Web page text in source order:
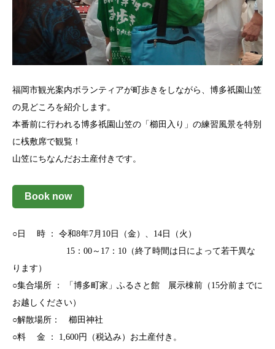
福岡市観光案内ボランティアが町歩きをしながら、博多祇園山笠
の見どころを紹介します。
本番前に行われる博多祇園山笠の「櫛田入り」の練習風景を特別
に桟敷席で観覧！
山笠にちなんだお土産付きです。
Book now
○日 時 ： 令和8年7月10日（金）、14日（火）
15：00～17：10（終了時間は日によって若干異な
ります）
○集合場所 ： 「博多町家」ふるさと館 展示棟前（15分前までに
お越しください）
○解散場所： 櫛田神社
○料 金 ： 1,600円（税込み）お土産付き。